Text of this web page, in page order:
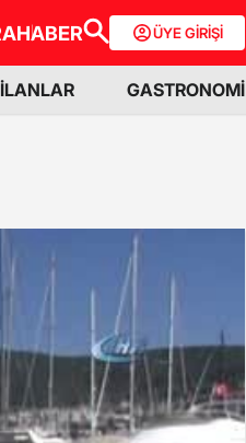
HABER ÜYE GİRİŞİ
GASTRONOMİ